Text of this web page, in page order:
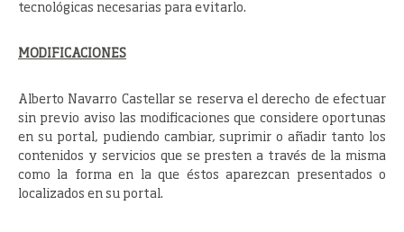
tecnológicas necesarias para evitarlo.
MODIFICACIONES
Alberto Navarro Castellar se reserva el derecho de efectuar
sin previo aviso las modificaciones que considere oportunas
en su portal, pudiendo cambiar, suprimir o añadir tanto los
contenidos y servicios que se presten a través de la misma
como la forma en la que éstos aparezcan presentados o
localizados en su portal.